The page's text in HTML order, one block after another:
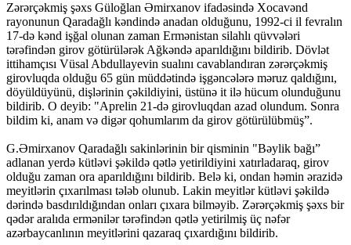
Zərərçəkmiş şəxs Güloğlan Əmirxanov ifadəsində Xocavənd
rayonunun Qaradağlı kəndində anadan olduğunu, 1992-ci il fevralın
17-də kənd işğal olunan zaman Ermənistan silahlı qüvvələri
tərəfindən girov götürülərək Ağkəndə aparıldığını bildirib. Dövlət
ittihamçısı Vüsal Abdullayevin sualını cavablandıran zərərçəkmiş
girovluqda olduğu 65 gün müddətində işgəncələrə məruz qaldığını,
döyüldüyünü, dişlərinin çəkildiyini, üstünə it ilə hücum olunduğunu
bildirib. O deyib: "Aprelin 21-də girovluqdan azad olundum. Sonra
bildim ki, anam və digər qohumlarım da girov götürülübmüş”.
G.Əmirxanov Qaradağlı sakinlərinin bir qisminin "Bəylik bağı”
adlanan yerdə kütləvi şəkildə qətlə yetirildiyini xatırladaraq, girov
olduğu zaman ora aparıldığını bildirib. Belə ki, ondan həmin ərazidə
meyitlərin çıxarılması tələb olunub. Lakin meyitlər kütləvi şəkildə
dərində basdırıldığından onları çıxara bilməyib. Zərərçəkmiş şəxs bir
qədər aralıda ermənilər tərəfindən qətlə yetirilmiş üç nəfər
azərbaycanlının meyitlərini qazaraq çıxardığını bildirib.